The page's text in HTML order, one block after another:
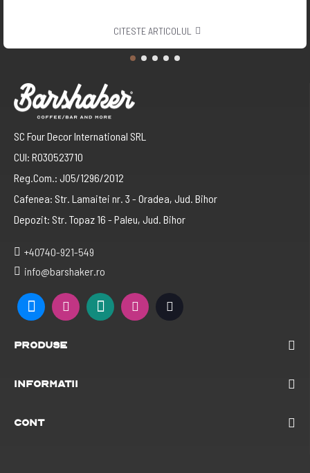
CITESTE ARTICOLUL
SC Four Decor International SRL
CUI: RO30523710
Reg.Com.: J05/1296/2012
Cafenea: Str. Lamaitei nr. 3 - Oradea, Jud. Bihor
Depozit: Str. Topaz 16 - Paleu, Jud. Bihor
+40740-921-549
info@barshaker.ro
Produse
Informatii
Cont